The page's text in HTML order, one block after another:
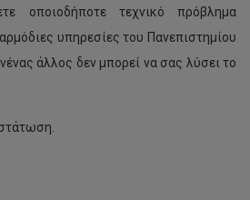
οποιοδήποτε τεχνικό πρόβλημα
υπηρεσίες του Πανεπιστημίου
άλλος δεν μπορεί να σας λύσει το